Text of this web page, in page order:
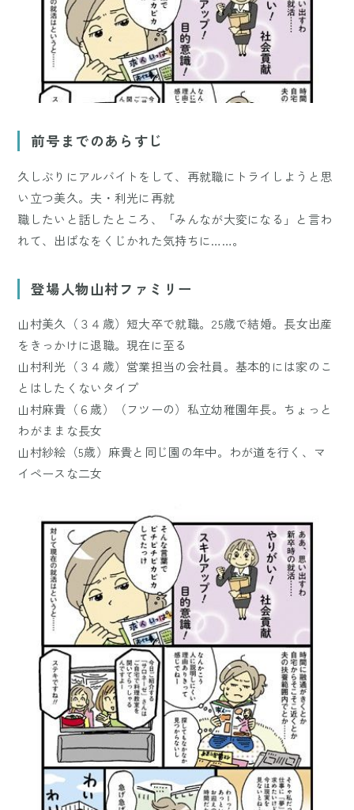
前号までのあらすじ
久しぶりにアルバイトをして、再就職にトライしようと思
い立つ美久。夫・利光に再就
職したいと話したところ、「みんなが大変になる」と言わ
れて、出ばなをくじかれた気持ちに……。
登場人物山村ファミリー
山村美久（３４歳）短大卒で就職。25歳で結婚。長女出産
をきっかけに退職。現在に至る
山村利光（３４歳）営業担当の会社員。基本的には家のこ
とはしたくないタイプ
山村麻貴（６歳）（フツーの）私立幼稚園年長。ちょっと
わがままな長女
山村紗絵（5歳）麻貴と同じ園の年中。わが道を行く、マ
イペースな二女